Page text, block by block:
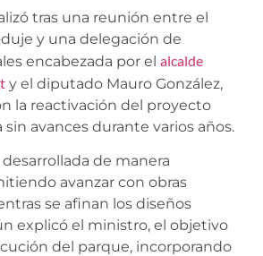
tras una reunión entre el
y una delegación de
encabezada por el alcalde
y el diputado Mauro González,
la reactivación del proyecto
avances durante varios años.
de manera
avanzar con obras
se afinan los diseños
explicó el ministro, el objetivo
del parque, incorporando